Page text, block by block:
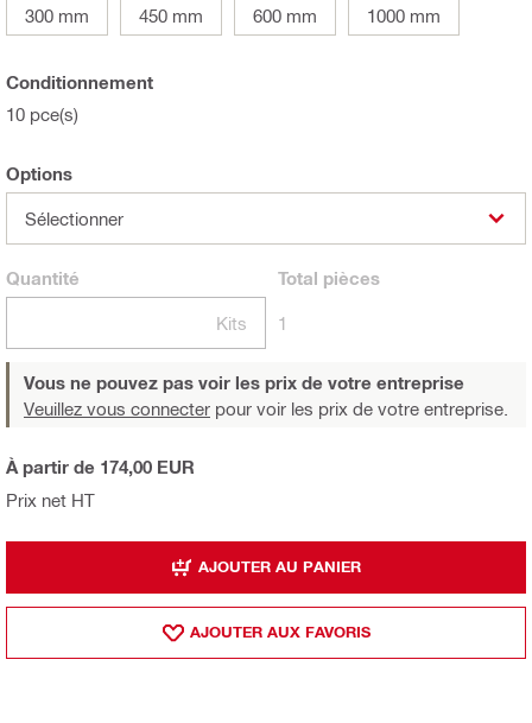
300 mm
450 mm 600 mm 1000 mm
Conditionnement
10 pce(s)
Options
Sélectionner
Quantité
Kits
Total pièces
1
Vous ne pouvez pas voir les prix de votre entreprise
Veuillez vous connecter pour voir les prix de votre entreprise.
Prix net HT
À partir de 174,00 EUR
AJOUTER AU PANIER
AJOUTER AUX FAVORIS